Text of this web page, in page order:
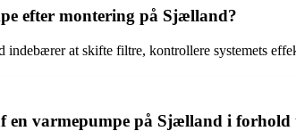
efter montering på Sjælland?
at skifte filtre, kontrollere systemets
en varmepumpe på Sjælland i